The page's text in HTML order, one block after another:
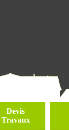
Devis
Travaux